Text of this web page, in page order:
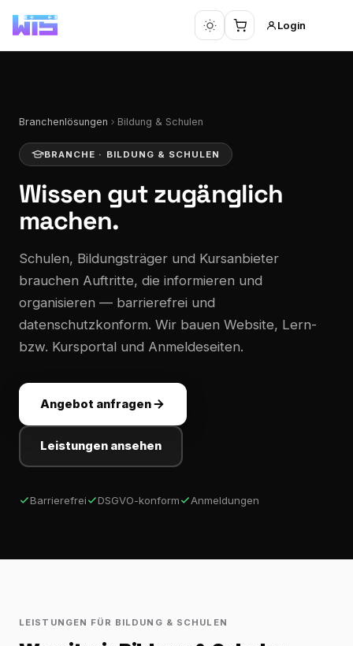
Login
Branchenlösungen Bildung & Schulen
BRANCHE · BILDUNG & SCHULEN
Wissen gut zugänglich
machen.
Schulen, Bildungsträger und Kursanbieter
brauchen Auftritte, die informieren und
organisieren — barrierefrei und
datenschutzkonform. Wir bauen Website, Lern-
bzw. Kursportal und Anmeldeseiten.
Angebot anfragen
Leistungen ansehen
Barrierefrei DSGVO-konform Anmeldungen
LEISTUNGEN FÜR BILDUNG & SCHULEN